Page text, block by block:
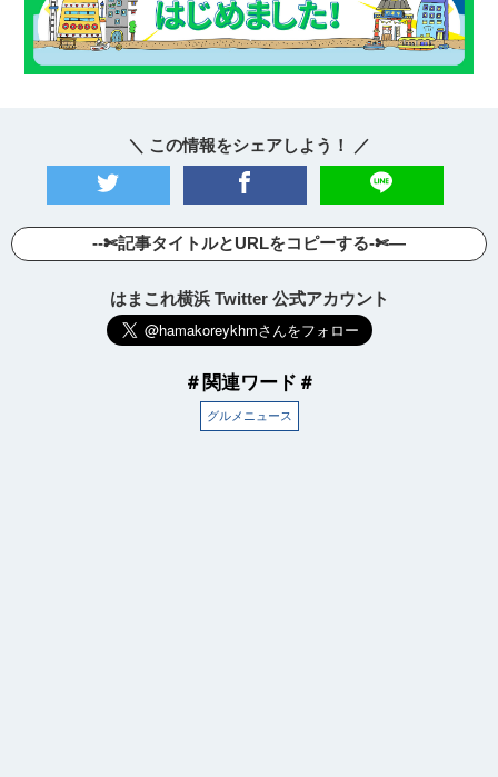
＼ この情報をシェアしよう！ ／
--✄記事タイトルとURLをコピーする-✄—
はまこれ横浜 Twitter 公式アカウント
＃関連ワード＃
グルメニュース